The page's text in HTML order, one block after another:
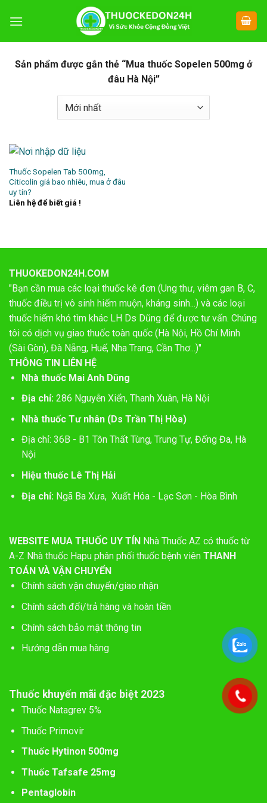
đến
Sản phẩm được gắn thẻ “Mua thuốc Sopelen 500mg ở
đâu Hà Nội”
Thuốc Sopelen Tab 500mg,
Citicolin giá bao nhiêu, mua ở đâu
uy tín?
Liên hệ để biết giá !
THUOKEDON24H.COM
"Bạn cần mua các loại thuốc kê đơn (Ung thư, viêm gan B, C,
thuốc điều trị vô sinh hiếm muộn, kháng sinh...) và các loại
thuốc hiếm khó tìm khác LH Ds Dũng để được tư vấn. Chúng
tôi có dịch vụ giao thuốc toàn quốc (Hà Nội, Hồ Chí Minh
(Sài Gòn), Đà Nẵng, Huế, Nha Trang, Cần Thơ...)"
THÔNG TIN LIÊN HỆ
Nhà thuốc Mai Anh Dũng
Địa chỉ:286 Nguyễn Xiển, Thanh Xuân, Hà Nội
Nhà thuốc Tư nhân (Ds Trần Thị Hòa)
Địa chỉ: 36B - B1 Tôn Thất Tùng, Trung Tự, Đống Đa, Hà
Nội
Hiệu thuốc Lê Thị Hải
Địa chỉ: Ngã Ba Xưa, Xuất Hóa - Lạc Sơn - Hòa Bình
WEBSITE MUA THUỐC UY TÍN Nhà Thuốc AZ có thuốc từ
A-Z Nhà thuốc Hapu phân phối thuốc bệnh viên THANH
TOÁN VÀ VẬN CHUYỂN
Chính sách vận chuyển/giao nhận
Chính sách đổi/trả hàng và hoàn tiền
Chính sách bảo mật thông tin
Hướng dẫn mua hàng
Thuốc khuyến mãi đặc biệt 2023
Thuốc Natagrev 5%
Thuốc Primovir
Thuốc Hytinon 500mg
Thuốc Tafsafe 25mg
Pentaglobin